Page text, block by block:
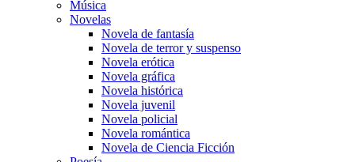
Música
Novelas
Novela de fantasía
Novela de terror y suspenso
Novela erótica
Novela gráfica
Novela histórica
Novela juvenil
Novela policial
Novela romántica
Novela de Ciencia Ficción